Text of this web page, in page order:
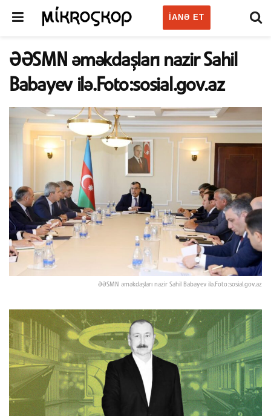
IANƏ ET
ƏƏSMN əməkdaşları nazir Sahil
Babayev ilə.Foto:sosial.gov.az
ƏƏSMN əməkdaşları nazir Sahil Babayev ilə.Foto:sosial.gov.az